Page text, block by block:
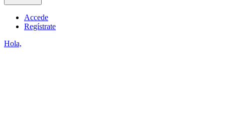
Accede
Regístrate
Hola,